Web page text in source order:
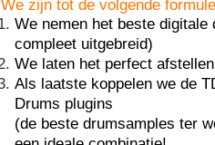
We zijn tot de volgende
We nemen het beste
compleet uitgebreid)
We laten het perfect
Als laatste koppelen we de
Drums plugins
(de beste drumsamples ter